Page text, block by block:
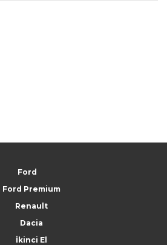
Ford
Ford Premium
Renault
Dacia
İkinci El